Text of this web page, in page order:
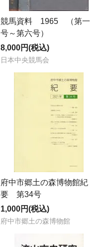
競馬資料 1965 （第一
号～第六号）
8,000円(税込)
日本中央競馬会
府中市郷土の森博物館紀
要 第34号
1,000円(税込)
府中市郷土の森博物館